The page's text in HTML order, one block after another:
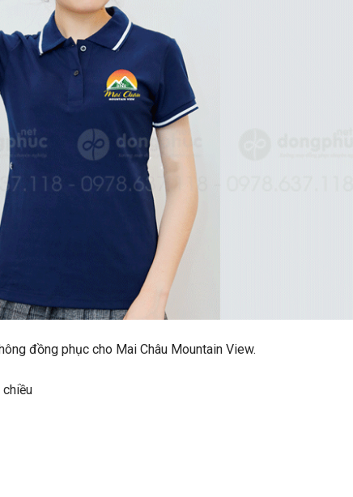
đồng phục cho Mai Châu Mountain View.